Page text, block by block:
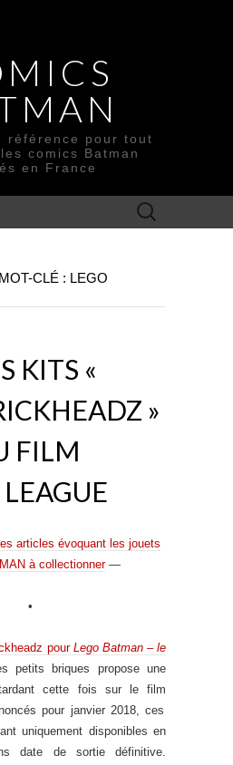
référence pour tout
comics Batman
en France
Rechercher :
CLÉ : LEGO
KITS «
»
FILM
articles évoquant les jouets
à collectionner—
•
pour Lego Batman – le
petits briques propose une
cette fois sur le film
pour janvier 2018, ces
uniquement disponibles en
date de sortie définitive.